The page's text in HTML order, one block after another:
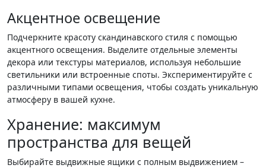
Акцентное освещение
Подчеркните красоту скандинавского стиля с помощью
акцентного освещения. Выделите отдельные элементы
декора или текстуры материалов, используя небольшие
светильники или встроенные споты. Экспериментируйте с
различными типами освещения, чтобы создать уникальную
атмосферу в вашей кухне.
Хранение: максимум
пространства для вещей
Выбирайте выдвижные ящики с полным выдвижением –